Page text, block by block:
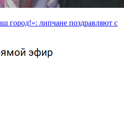
город!»: липчане поздравляют с